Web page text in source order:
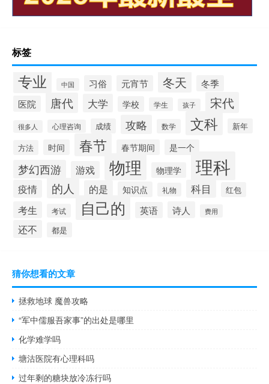
标签
专业 中国 习俗 元宵节 冬天
冬季
医院
唐代 大学 学校 学生 孩子 宋代
很多人 心理咨询 成绩 攻略 数学 文科
新年
方法
时间 春节 春节期间 是一个
梦幻西游 游戏 物理 物理学 理科
疫情 的人 的是 知识点 礼物 科目 红包
考生 考试 自己的 英语 诗人 费用
还不 都是
猜你想看的文章
拯救地球 魔兽攻略
“军中儒服吾家事”的出处是哪里
化学难学吗
塘沽医院有心理科吗
过年剩的糖块放冷冻行吗